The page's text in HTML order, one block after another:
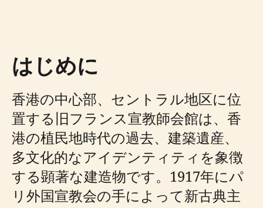
はじめに
香港の中心部、セントラル地区に位
置する旧フランス宣教師会館は、香
港の植民地時代の過去、建築遺産、
多文化的なアイデンティティを象徴
する顕著な建造物です。1917年にパ
リ外国宣教会の手によって新古典主